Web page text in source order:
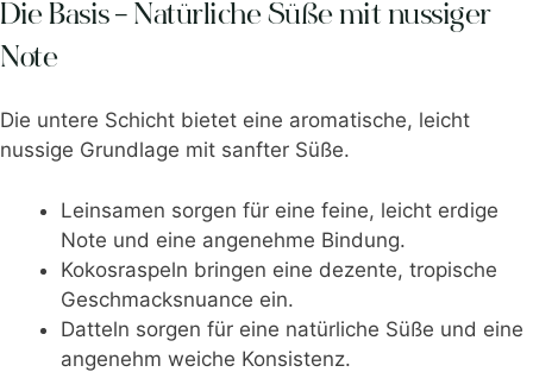
Die Basis – Natürliche Süße mit nussiger
Note
Die untere Schicht bietet eine aromatische, leicht
nussige Grundlage mit sanfter Süße.
Leinsamen sorgen für eine feine, leicht erdige
Note und eine angenehme Bindung.
Kokosraspeln bringen eine dezente, tropische
Geschmacksnuance ein.
Datteln sorgen für eine natürliche Süße und eine
angenehm weiche Konsistenz.